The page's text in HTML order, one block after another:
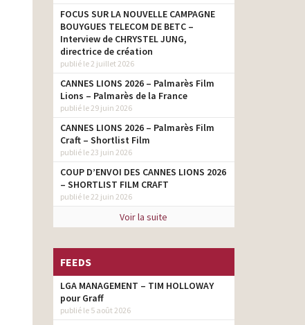
FOCUS SUR LA NOUVELLE CAMPAGNE
BOUYGUES TELECOM DE BETC –
Interview de CHRYSTEL JUNG,
directrice de création
publié le 2 juillet 2026
CANNES LIONS 2026 – Palmarès Film
Lions – Palmarès de la France
publié le 29 juin 2026
CANNES LIONS 2026 – Palmarès Film
Craft – Shortlist Film
publié le 23 juin 2026
COUP D’ENVOI DES CANNES LIONS 2026
– SHORTLIST FILM CRAFT
publié le 22 juin 2026
Voir la suite
FEEDS
LGA MANAGEMENT – TIM HOLLOWAY
pour Graff
publié le 5 août 2026